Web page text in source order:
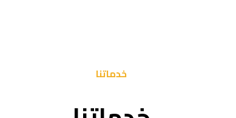
خدماتنا